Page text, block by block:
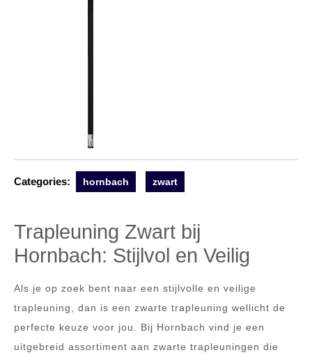
Categories: hornbach zwart
Trapleuning Zwart bij
Hornbach: Stijlvol en Veilig
Als je op zoek bent naar een stijlvolle en veilige
trapleuning, dan is een zwarte trapleuning wellicht de
perfecte keuze voor jou. Bij Hornbach vind je een
uitgebreid assortiment aan zwarte trapleuningen die